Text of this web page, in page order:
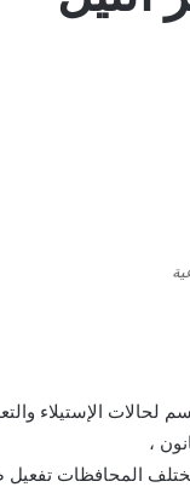
لحالات الإستيلاء
،
المحافظات